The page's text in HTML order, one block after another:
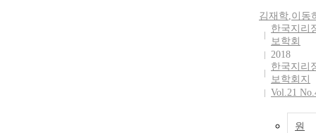
김재학,이동
한국지리
보학회
2018
한국지리
보학회지
Vol.21
원